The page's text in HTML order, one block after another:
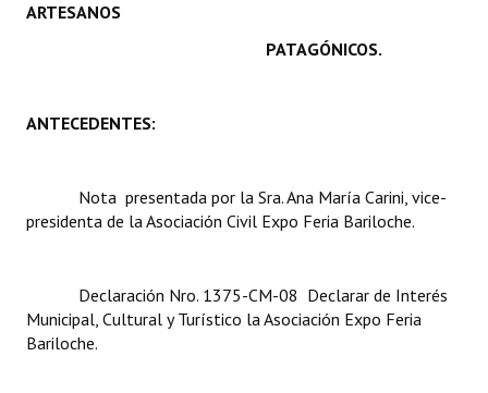
Constitución Provincial
Organigrama
Informes de Gestión
Proyectos Presentados
ARTESANOS
PATAGÓNICOS.
ANTECEDENTES:
Nota presentada por la Sra. Ana María Carini, vice-
presidenta de la Asociación Civil Expo Feria Bariloche.
Declaración Nro. 1375-CM-08  Declarar de Interés
Municipal, Cultural y Turístico la Asociación Expo Feria
Bariloche.